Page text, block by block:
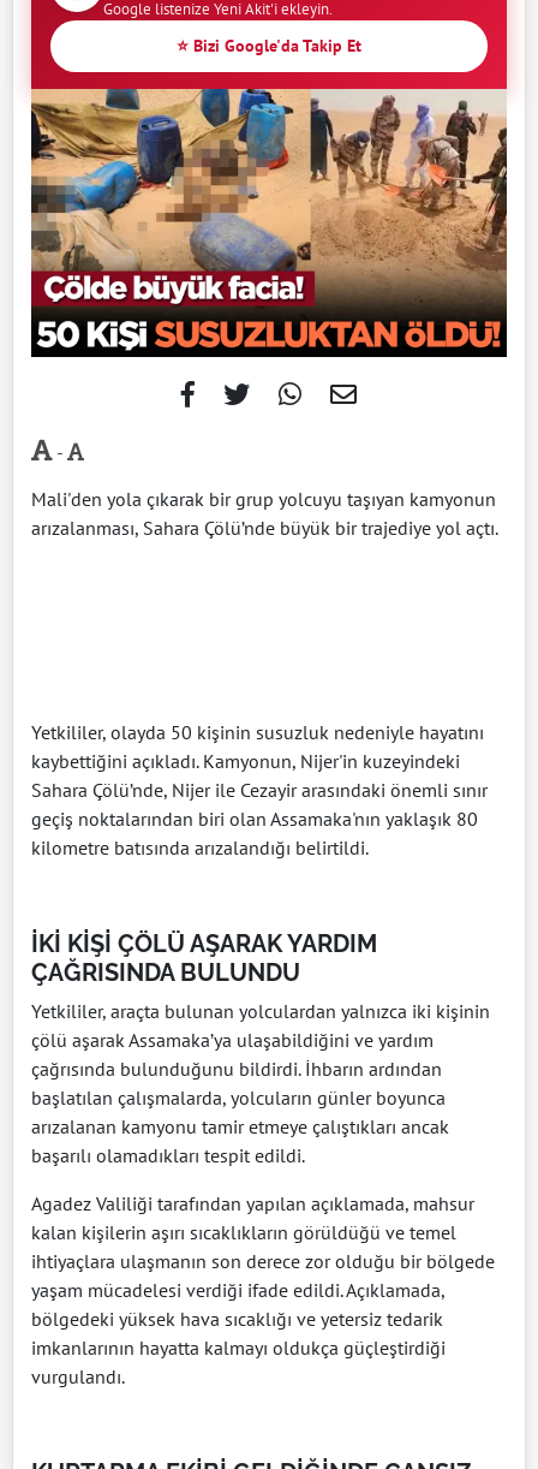
Google listenize Yeni Akit'i ekleyin.
⭐ Bizi Google'da Takip Et
-
Mali'den yola çıkarak bir grup yolcuyu taşıyan kamyonun
arızalanması, Sahara Çölü’nde büyük bir trajediye yol açtı.
Yetkililer, olayda 50 kişinin susuzluk nedeniyle hayatını
kaybettiğini açıkladı. Kamyonun, Nijer'in kuzeyindeki
Sahara Çölü’nde, Nijer ile Cezayir arasındaki önemli sınır
geçiş noktalarından biri olan Assamaka'nın yaklaşık 80
kilometre batısında arızalandığı belirtildi.
İKİ KİŞİ ÇÖLÜ AŞARAK YARDIM
ÇAĞRISINDA BULUNDU
Yetkililer, araçta bulunan yolculardan yalnızca iki kişinin
çölü aşarak Assamaka’ya ulaşabildiğini ve yardım
çağrısında bulunduğunu bildirdi. İhbarın ardından
başlatılan çalışmalarda, yolcuların günler boyunca
arızalanan kamyonu tamir etmeye çalıştıkları ancak
başarılı olamadıkları tespit edildi.
Agadez Valiliği tarafından yapılan açıklamada, mahsur
kalan kişilerin aşırı sıcaklıkların görüldüğü ve temel
ihtiyaçlara ulaşmanın son derece zor olduğu bir bölgede
yaşam mücadelesi verdiği ifade edildi. Açıklamada,
bölgedeki yüksek hava sıcaklığı ve yetersiz tedarik
imkanlarının hayatta kalmayı oldukça güçleştirdiği
vurgulandı.